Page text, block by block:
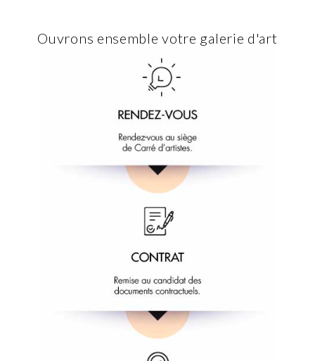
Ouvrons ensemble votre galerie d'art